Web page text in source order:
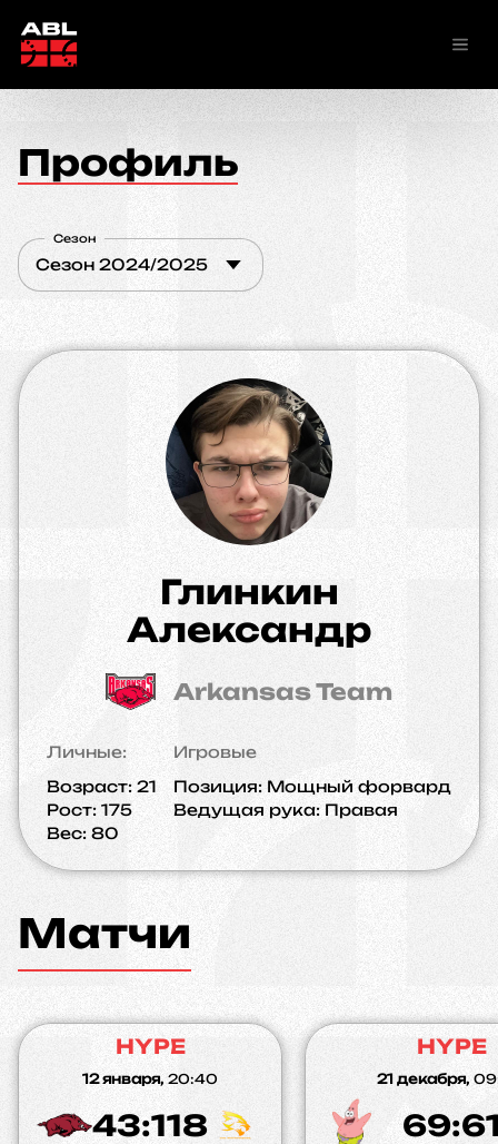
Профиль
Сезон 2024/2025
Сезон
Глинкин
Александр
Arkansas Team
Личные:
Возраст: 21
Рост: 175
Вес: 80
Игровые
Позиция: Мощный форвард
Ведущая рука: Правая
Матчи
HYPE
12 января, 20:40
43:118
HYPE
21 декабря,